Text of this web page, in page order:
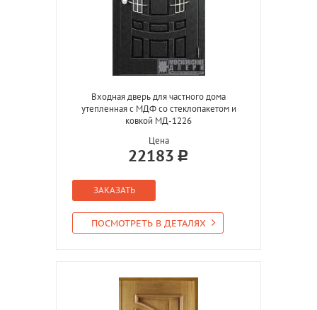
Входная дверь для частного дома
утепленная с МДФ со стеклопакетом и
ковкой МД-1226
Цена
22183
ЗАКАЗАТЬ
ПОСМОТРЕТЬ В ДЕТАЛЯХ